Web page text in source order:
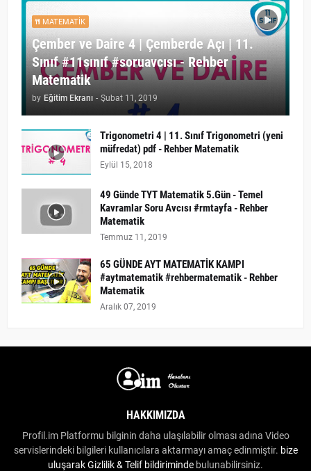
MATEMATIK
Çember ve Daire 4 | Çemberde Açı | 11.
Sınıf #11sınıf #soruavcısı - Rehber
Matematik
by Eğitim Ekranı - Şubat 11, 2019
Trigonometri 4 | 11. Sınıf Trigonometri (yeni
müfredat) pdf - Rehber Matematik
Eylül 15, 2018
49 Günde TYT Matematik 5.Gün - Temel
Kavramlar Soru Avcısı #rmtayfa - Rehber
Matematik
Temmuz 11, 2019
65 GÜNDE AYT MATEMATİK KAMPI
#aytmatematik #rehbermatematik - Rehber
Matematik
Aralık 07, 2019
HAKKIMIZDA
Profil.im Platformu bilginin daha ulaşılabilir olması adına Video
servislerindeki bilgileri kullanıcılara aktarmayı amaç edinmiştir. bize
uluşarakGizlilik & Telif bildiriminde bulunabilirsiniz.